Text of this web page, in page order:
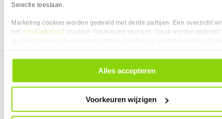
Selectie toestaan.
Marketing cookies worden gedeeld met derde partijen. Een overzicht
het cookiebeleid of onder Voorkeuren wijzigen. Deze worden gebruikt
toestemming altijd intrekken, dit doe je door in de footer van onze
klikken op ‘Cookievoorkeuren’ onder het kopje ‘Mijn gegevens’.
Alles accepteren
Voorkeuren wijzigen
gebruiker. Door vertrouwd te raken met het BIOS haal je niet
alleen het maximale uit je hardware maar behoud je ook de
Lees nu ook in de Academy